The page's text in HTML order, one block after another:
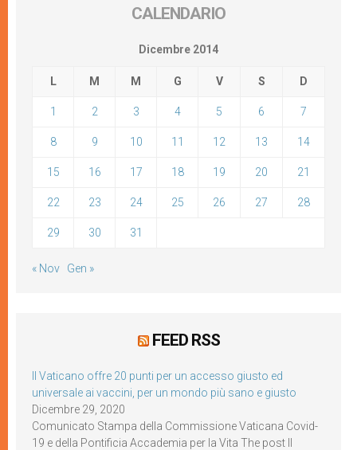
CALENDARIO
Dicembre 2014
L M M G V S D
1 2 3 4 5 6 7
8 9 10 11 12 13 14
15 16 17 18 19 20 21
22 23 24 25 26 27 28
29 30 31
« Nov Gen »
FEED RSS
Il Vaticano offre 20 punti per un accesso giusto ed
universale ai vaccini, per un mondo più sano e giusto
Dicembre 29, 2020
Comunicato Stampa della Commissione Vaticana Covid-
19 e della Pontificia Accademia per la Vita The post Il